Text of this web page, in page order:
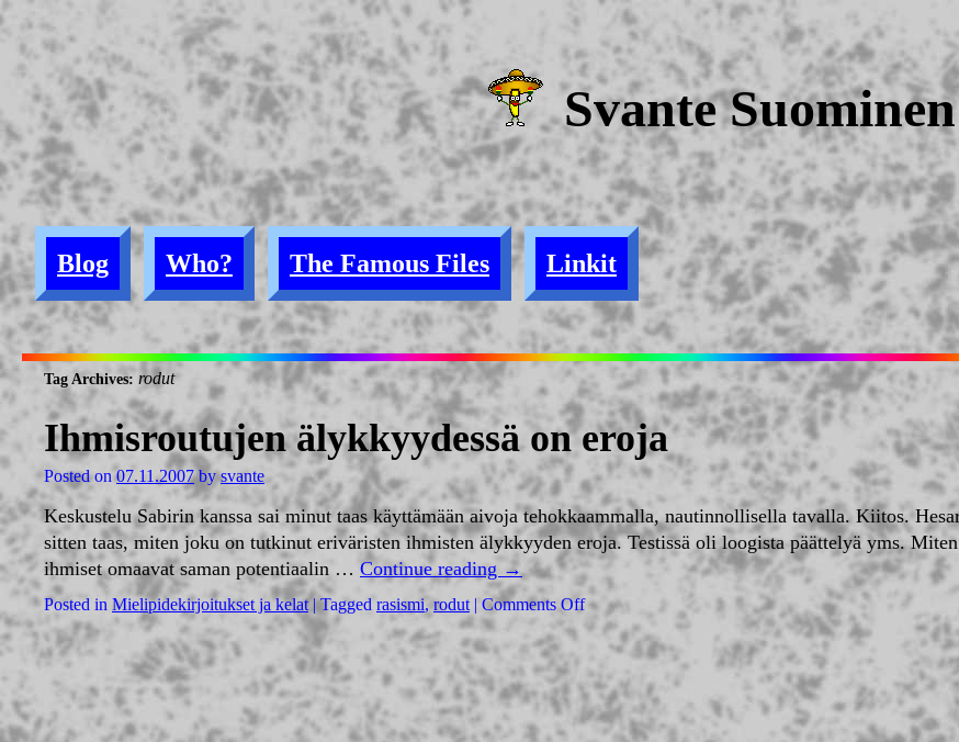
Svante Suominen
Blog Who? The Famous Files Linkit
Tag Archives: rodut
Ihmisroutujen älykkyydessä on eroja
Posted on 07.11.2007 by svante
Keskustelu Sabirin kanssa sai minut taas käyttämään aivoja tehokkaammalla, nautinnollisella tavalla. Kiitos.
sitten taas, miten joku on tutkinut eriväristen ihmisten älykkyyden eroja. Testissä oli loogista päättelyä yms.
ihmiset omaavat saman potentiaalin … Continue reading →
Posted in Mielipidekirjoitukset ja kelat | Tagged rasismi, rodut | Comments Off